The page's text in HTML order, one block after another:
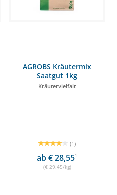
AGROBS Kräutermix
Saatgut 1kg
Kräutervielfalt
(1)
ab € 28,551
(€ 29,45/kg)